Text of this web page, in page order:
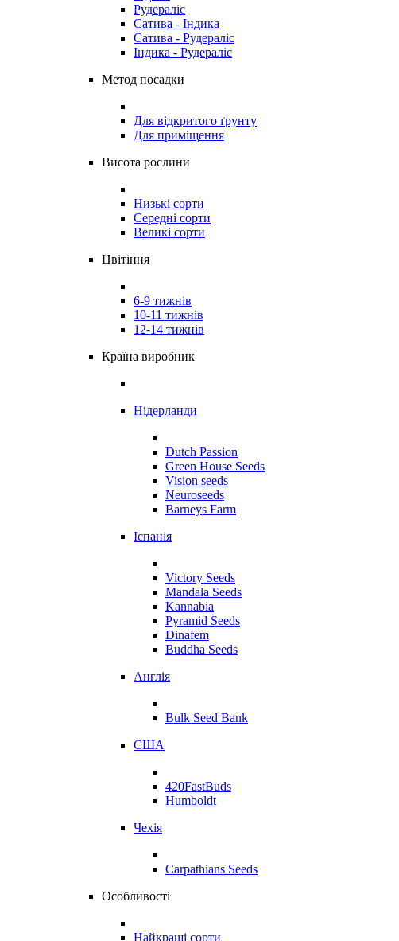
Рудераліс
Сатива - Індика
Сатива - Рудераліс
Індика - Рудераліс
Метод посадки
Для відкритого ґрунту
Для приміщення
Висота рослини
Низькі сорти
Середні сорти
Великі сорти
Цвітіння
6-9 тижнів
10-11 тижнів
12-14 тижнів
Країна виробник
Нідерланди
Dutch Passion
Green House Seeds
Vision seeds
Neuroseeds
Barneys Farm
Іспанія
Victory Seeds
Mandala Seeds
Kannabia
Pyramid Seeds
Dinafem
Buddha Seeds
Англія
Bulk Seed Bank
США
420FastBuds
Humboldt
Чехія
Carpathians Seeds
Особливості
Найкращі сорти